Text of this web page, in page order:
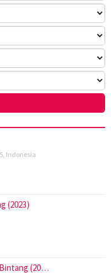
Indonesia
(2023)
(20…